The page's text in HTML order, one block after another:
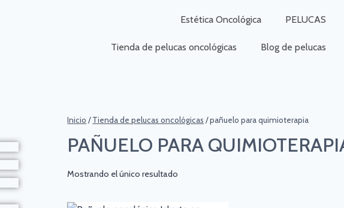
Estética Oncológica PELUCAS
Tienda de pelucas oncológicas Blog de pelucas
Inicio / Tienda de pelucas oncológicas /pañuelo para quimioterapia
PAÑUELO PARA
Mostrando el único resultado